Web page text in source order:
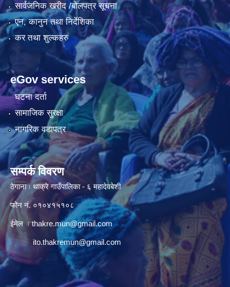
सार्वजनिक खरीद /बोलपत्र सूचना
एन, कानुन तथा निर्देशिका
कर तथा शुल्कहरु
eGov services
घटना दर्ता
सामाजिक सुरक्षा
नागरिक वडापत्र
सम्पर्क विवरण
ठेगाना ः थाक्रे गाउँपालिका - ६ महादेवबेशी
फोन नं. ०१०४१५१०८
ईमेल ःthakre.mun@gmail.com
ito.thakremun@gmail.com